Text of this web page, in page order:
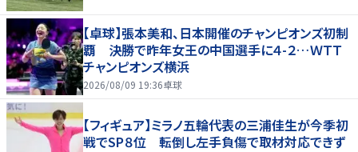
【卓球】張本美和、日本開催のチャンピオンズ初制
覇 決勝で昨年女王の中国選手に４-２…ＷＴＴ
チャンピオンズ横浜
2026/08/09 19:36卓球
【フィギュア】ミラノ五輪代表の三浦佳生が今季初
戦でSP８位 転倒し左手負傷で取材対応できず